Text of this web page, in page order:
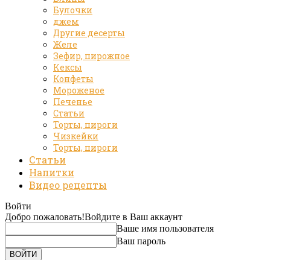
Булочки
джем
Другие десерты
Желе
Зефир, пирожное
Кексы
Конфеты
Мороженое
Печенье
Статьи
Торты, пироги
Чизкейки
Торты, пироги
Статьи
Напитки
Видео рецепты
Войти
Добро пожаловать!Войдите в Ваш аккаунт
Ваше имя пользователя
Ваш пароль